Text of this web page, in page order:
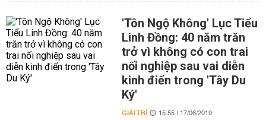
'Tôn Ngộ Không' Lục Tiểu
Linh Đồng: 40 năm trăn
trở vì không có con trai
nối nghiệp sau vai diễn
kinh điển trong 'Tây Du
Ký'
GIẢI TRÍ 15:55 | 17/06/2019